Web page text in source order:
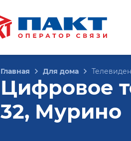
Главная Для дома
Цифровое
32, Мурино